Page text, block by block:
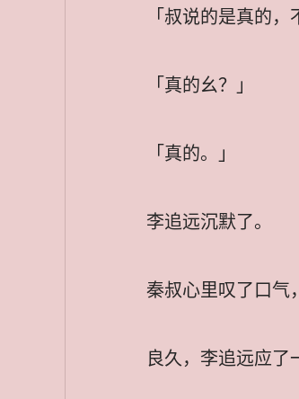
「叔说的是真的
「真的幺？」
「真的。」
李追远沉默了。
秦叔心里叹了口气
良久，李追远应了